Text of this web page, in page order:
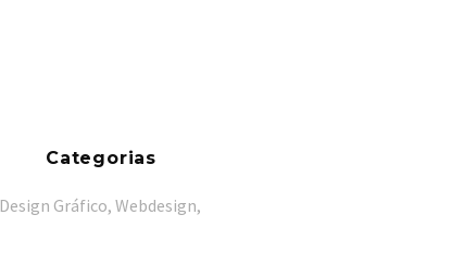
Categorias
Design Gráfico, Webdesign,